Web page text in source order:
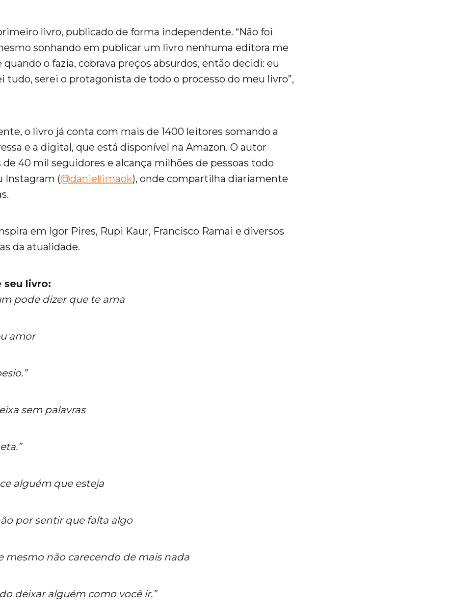
livro, publicado de forma independente. “Não foi
sonhando em publicar um livro nenhuma editora me
quando o fazia, cobrava preços absurdos, então decidi: eu
tudo, serei o protagonista de todo o processo do meu livro”,
o livro já conta com mais de 1400 leitores somando a
e a digital, que está disponível na Amazon. O autor
de 40 mil seguidores e alcança milhões de pessoas todo
Instagram (@daniellimaok), onde compartilha diariamente
em Igor Pires, Rupi Kaur, Francisco Ramai e diversos
da atualidade.
seu livro:
pode dizer que te ama
amor
sem palavras
alguém que esteja
por sentir que falta algo
mesmo não carecendo de mais nada
deixar alguém como você ir.”